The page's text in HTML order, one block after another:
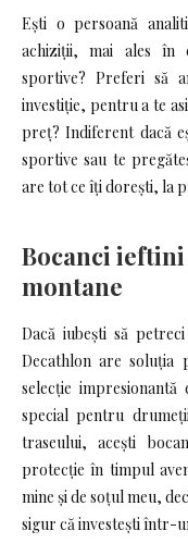
Ești o persoană
achiziții, mai ales în
sportive? Preferi să
investiție, pentru a te
preț? Indiferent dacă
sportive sau te
are tot ce îți dorești, la
Bocanci
montane
Dacă iubești să
Decathlon are soluția
selecție impresionantă
special pentru
traseului, acești
protecție în timpul
mine și de soțul meu,
sigur că investești într-